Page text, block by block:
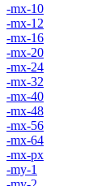
-mx-10
-mx-12
-mx-16
-mx-20
-mx-24
-mx-32
-mx-40
-mx-48
-mx-56
-mx-64
-mx-px
-my-1